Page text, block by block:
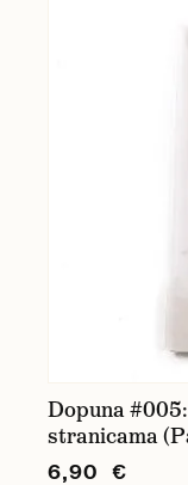
Dopuna
stranicama
6,90 €